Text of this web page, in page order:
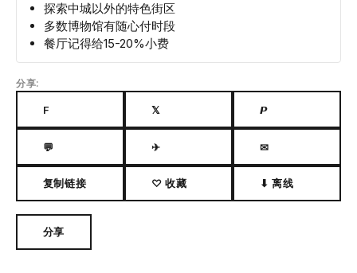
探索中城以外的特色街区
多数博物馆有随心付时段
餐厅记得给15-20%小费
分享:
F 𝕏 𝙋
💬 ✈ ✉
复制链接 ♡ 收藏 ⬇ 离线
分享